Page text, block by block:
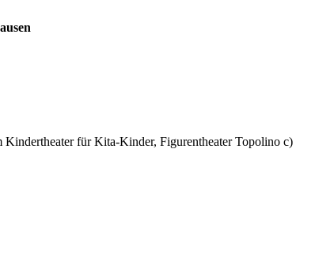
für Kita-Kinder, Figurentheater Topolino c)